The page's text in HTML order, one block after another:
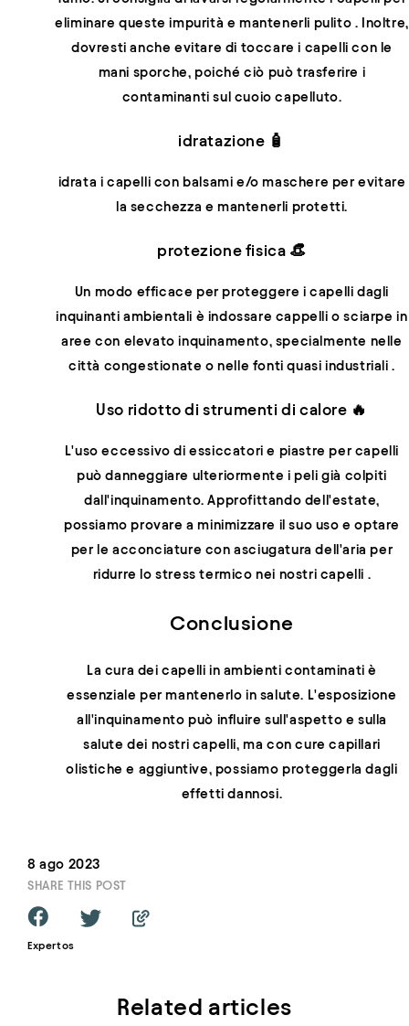
eliminare queste impurità e mantenerli pulito . Inoltre,
dovresti anche evitare di toccare i capelli con le
mani sporche, poiché ciò può trasferire i
contaminanti sul cuoio capelluto.
idratazione 🧴
idrata i capelli con balsami e/o maschere per evitare
la secchezza e mantenerli protetti.
protezione fisica 👒
Un modo efficace per proteggere i capelli dagli
inquinanti ambientali è indossare cappelli o sciarpe in
aree con elevato inquinamento, specialmente nelle
città congestionate o nelle fonti quasi industriali.
Uso ridotto di strumenti di calore 🔥
L'uso eccessivo di essiccatori e piastre per capelli
può danneggiare ulteriormente i peli già colpiti
dall'inquinamento. Approfittando dell'estate,
possiamo provare a minimizzare il suo uso e optare
per le acconciature con asciugatura dell'aria per
ridurre lo stress termico nei nostri capelli .
Conclusione
La cura dei capelli in ambienti contaminati è
essenziale per mantenerlo in salute. L'esposizione
all'inquinamento può influire sull'aspetto e sulla
salute dei nostri capelli, ma con cure capillari
olistiche e aggiuntive, possiamo proteggerla dagli
effetti dannosi.
8 ago 2023
SHARE THIS POST
Expertos
Related articles